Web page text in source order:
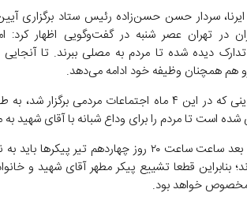
سردار حسن حسن‌زاده رئیس ستاد برگزاری
در تهران عصر شنبه در گفت‌وگویی اظهار
دیده شده تا مردم به مصلی ببرند. تا
هم همچنان وظیفه خود ادامه می‌دهد.
وی ادامه داد: در تمام میادینی که در این ۴ ماه اجتماعات مردمی
است تا مردم را برای وداع شبانه با آقای شهید به
سردار حسن‌زاده اضافه کرد: بعد ساعت ساعت ۲۰ روز چهاردهم
بنابراین قطعا تشییع پیکر مطهر آقای شهید و
مخصوص خواهد بود.